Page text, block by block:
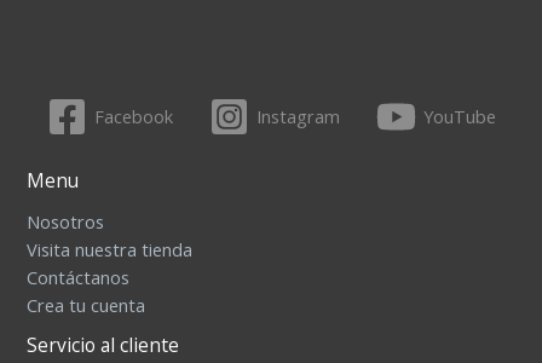
Facebook Instagram YouTube
Menu
Nosotros
Visita nuestra tienda
Contáctanos
Crea tu cuenta
Servicio al cliente